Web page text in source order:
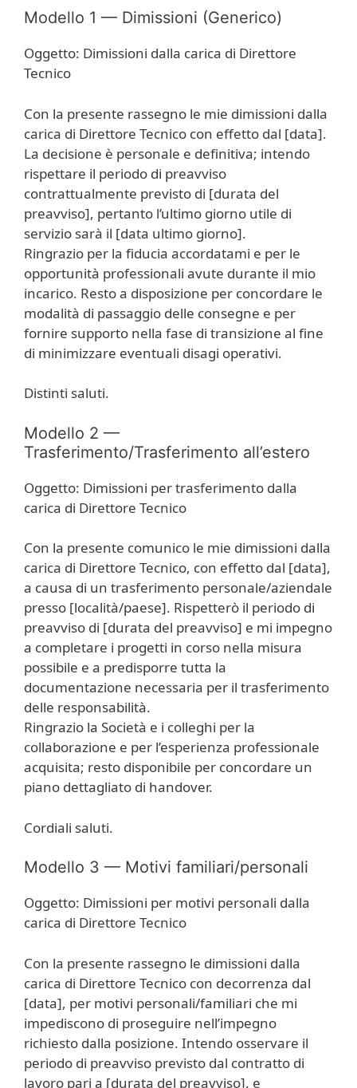
Modello 1 — Dimissioni (Generico)
Oggetto: Dimissioni dalla carica di Direttore
Tecnico
Con la presente rassegno le mie dimissioni dalla
carica di Direttore Tecnico con effetto dal [data].
La decisione è personale e definitiva; intendo
rispettare il periodo di preavviso
contrattualmente previsto di [durata del
preavviso], pertanto l’ultimo giorno utile di
servizio sarà il [data ultimo giorno].
Ringrazio per la fiducia accordatami e per le
opportunità professionali avute durante il mio
incarico. Resto a disposizione per concordare le
modalità di passaggio delle consegne e per
fornire supporto nella fase di transizione al fine
di minimizzare eventuali disagi operativi.
Distinti saluti.
Modello 2 —
Trasferimento/Trasferimento all’estero
Oggetto: Dimissioni per trasferimento dalla
carica di Direttore Tecnico
Con la presente comunico le mie dimissioni dalla
carica di Direttore Tecnico, con effetto dal [data],
a causa di un trasferimento personale/aziendale
presso [località/paese]. Rispetterò il periodo di
preavviso di [durata del preavviso] e mi impegno
a completare i progetti in corso nella misura
possibile e a predisporre tutta la
documentazione necessaria per il trasferimento
delle responsabilità.
Ringrazio la Società e i colleghi per la
collaborazione e per l’esperienza professionale
acquisita; resto disponibile per concordare un
piano dettagliato di handover.
Cordiali saluti.
Modello 3 — Motivi familiari/personali
Oggetto: Dimissioni per motivi personali dalla
carica di Direttore Tecnico
Con la presente rassegno le dimissioni dalla
carica di Direttore Tecnico con decorrenza dal
[data], per motivi personali/familiari che mi
impediscono di proseguire nell’impegno
richiesto dalla posizione. Intendo osservare il
periodo di preavviso previsto dal contratto di
lavoro pari a [durata del preavviso], e